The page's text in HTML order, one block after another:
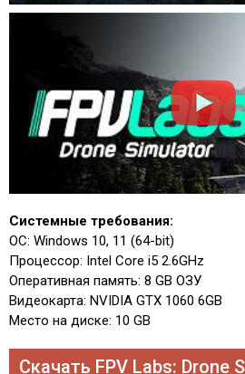
Системные требования:
ОС: Windows 10, 11 (64-bit)
Процессор: Intel Core i5 2.6GHz
Оперативная память: 8 GB ОЗУ
Видеокарта: NVIDIA GTX 1060 6GB
Место на диске: 10 GB
Скачать FPV Labs: Drone